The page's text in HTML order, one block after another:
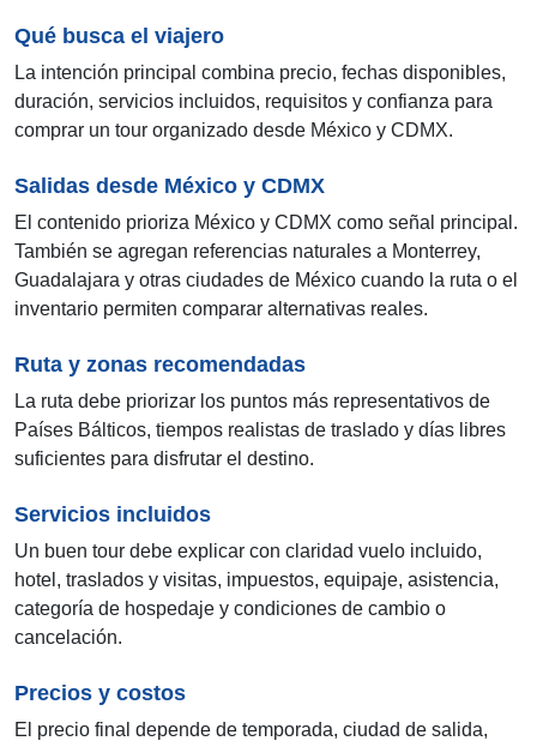
Qué busca el viajero
La intención principal combina precio, fechas disponibles,
duración, servicios incluidos, requisitos y confianza para
comprar un tour organizado desde México y CDMX.
Salidas desde México y CDMX
El contenido prioriza México y CDMX como señal principal.
También se agregan referencias naturales a Monterrey,
Guadalajara y otras ciudades de México cuando la ruta o el
inventario permiten comparar alternativas reales.
Ruta y zonas recomendadas
La ruta debe priorizar los puntos más representativos de
Países Bálticos, tiempos realistas de traslado y días libres
suficientes para disfrutar el destino.
Servicios incluidos
Un buen tour debe explicar con claridad vuelo incluido,
hotel, traslados y visitas, impuestos, equipaje, asistencia,
categoría de hospedaje y condiciones de cambio o
cancelación.
Precios y costos
El precio final depende de temporada, ciudad de salida,